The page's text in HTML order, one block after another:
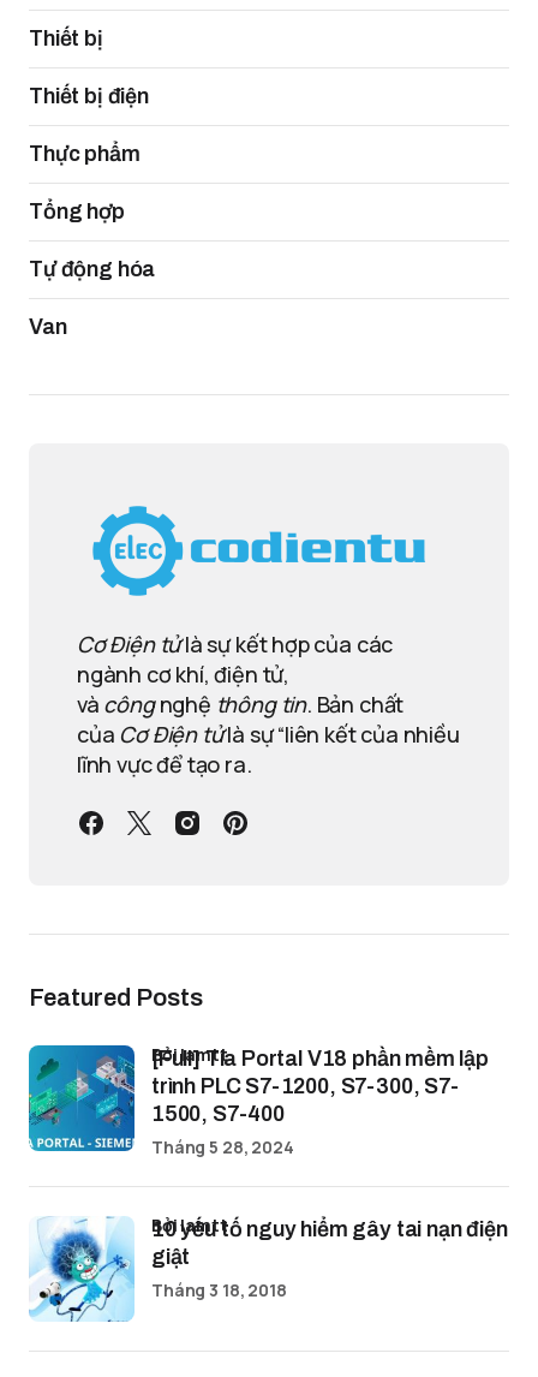
Thiết bị
Thiết bị điện
Thực phẩm
Tổng hợp
Tự động hóa
Van
Cơ Điện tửlà sự kết hợp của các
ngành cơ khí, điện tử,
và côngnghệ thông tin. Bản chất
của Cơ Điện tửlà sự “liên kết của nhiều
lĩnh vực để tạo ra.
Featured Posts
[Full] Tia Portal V18 phần mềm lập
trình PLC S7-1200, S7-300, S7-
1500, S7-400
bởi lamtt
Tháng 5 28, 2024
10 yếu tố nguy hiểm gây tai nạn điện
giật
bởi lamtt
Tháng 3 18, 2018